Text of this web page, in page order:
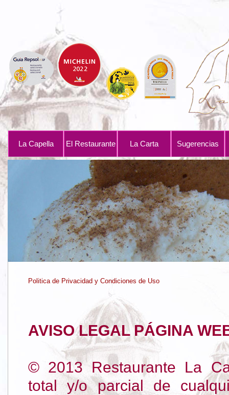
La Capella El Restaurante La Carta Sugerencias
Politica de Privacidad y Condiciones de Uso
AVISO LEGAL PÁGINA
© 2013 Restaurante La
total y/o parcial de